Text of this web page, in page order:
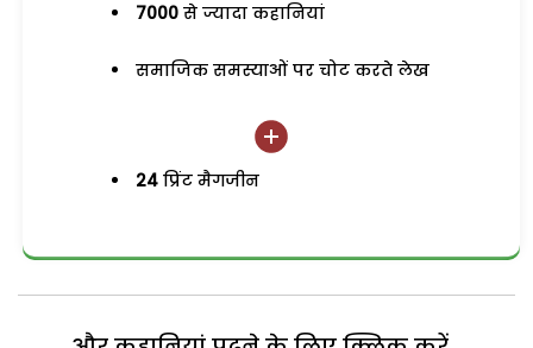
7000 से ज्यादा कहानियां
समाजिक समस्याओं पर चोट करते लेख
24 प्रिंट मैगजीन